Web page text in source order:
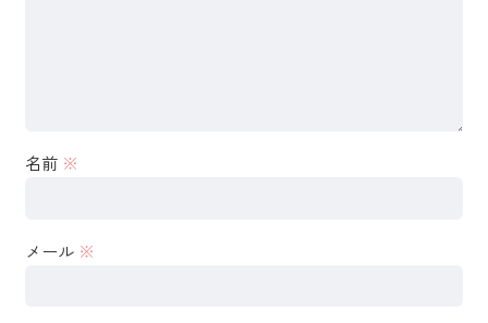
名前 ※
メール ※